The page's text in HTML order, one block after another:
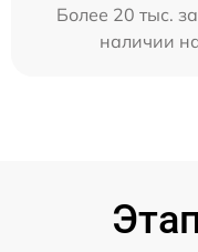
Более 20 тыс.
наличии